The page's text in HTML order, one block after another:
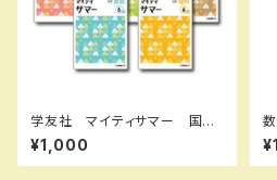
学友社 マイティサマー 国
語 小4 2025年度版 新品
完全セット ISBN： ISBN-1
0： SKU：004000687
¥1,000
数研